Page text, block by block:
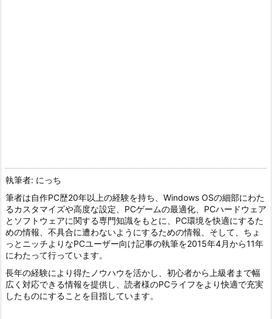
執筆者: にっち
筆者は自作PC歴20年以上の経験を持ち、Windows OSの細部にわた
るカスタマイズや高度な設定、PCゲームの最適化、PCハードウェア
とソフトウェアに関する専門知識をもとに、PC環境を快適にするた
めの情報、不具合に遭わないようにするための情報、そして、ちょ
っとニッチよりなPCユーザー向け記事の執筆を2015年4月から11年
にわたって行っています。
長年の経験により得たノウハウを活かし、初心者から上級者まで幅
広く対応できる情報を提供し、読者様のPCライフをより快適で充実
したものにすることを目指しています。